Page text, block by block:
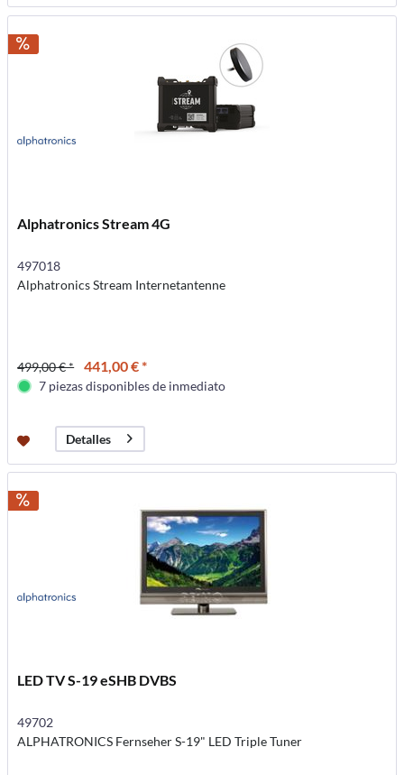
Alphatronics Stream 4G
497018
Alphatronics Stream Internetantenne
499,00 € * 441,00 € *
7 piezas disponibles de inmediato
Detalles
LED TV S-19 eSHB DVBS
49702
ALPHATRONICS Fernseher S-19" LED Triple Tuner